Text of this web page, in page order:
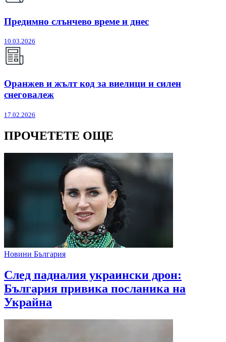
Предимно слънчево време и днес
10.03.2026
Оранжев и жълт код за виелици и силен
снеговалеж
17.02.2026
ПРОЧЕТЕТЕ ОЩЕ
Новини България
След падналия украински дрон:
България привика посланика на
Украйна